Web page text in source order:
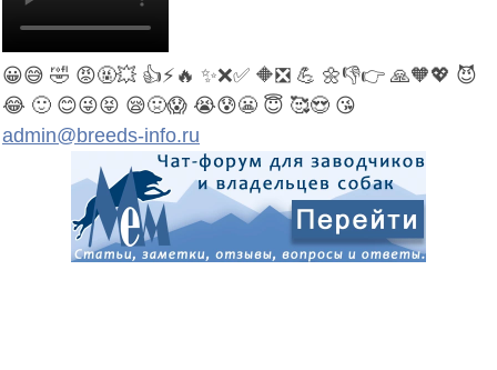
😀😅 🤣 😡🤬💥 👍⚡ 🔥 ✨❌✅ 🔶❎ 💪 🌼👎👉 🙏🧡💖 😈
😂 🙂 😊😜😝 😪🤢😱 😭😰😬 😇 🥰😍 😘
admin@breeds-info.ru